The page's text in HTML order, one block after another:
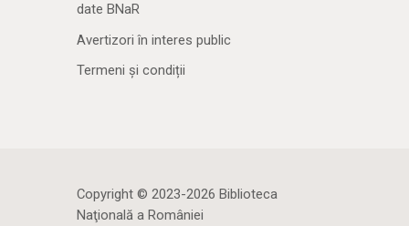
date BNaR
Avertizori în interes public
Termeni și condiții
Copyright © 2023-2026 Biblioteca
Naţională a României